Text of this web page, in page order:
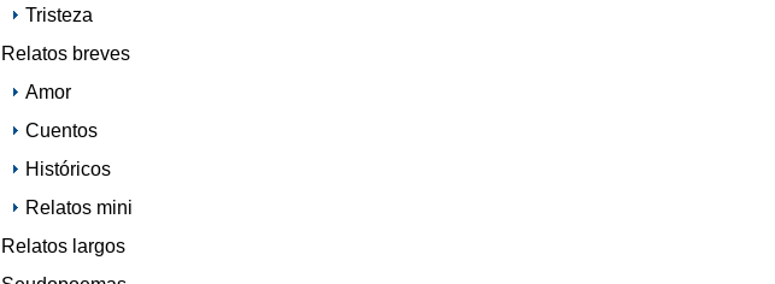
Tristeza
Relatos breves
Amor
Cuentos
Históricos
Relatos mini
Relatos largos